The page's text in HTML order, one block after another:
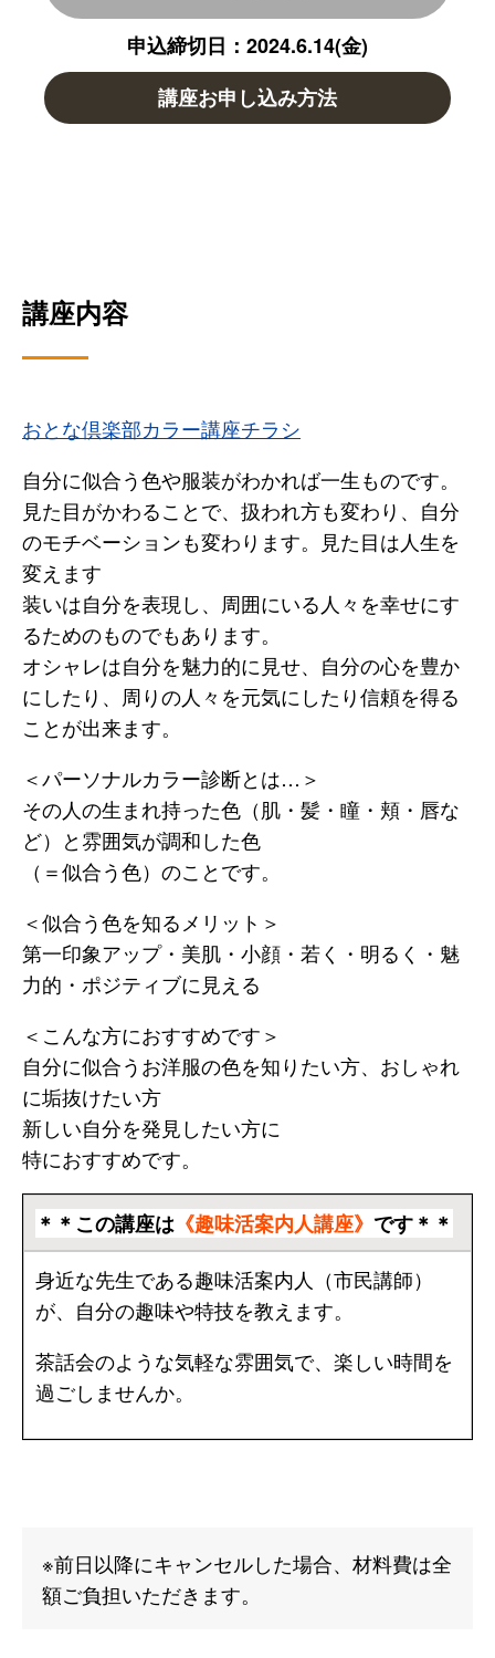
講座内容
おとな倶楽部カラー講座チラシ
自分に似合う色や服装がわかれば一生ものです。
見た目がかわることで、扱われ方も変わり、自分
のモチベーションも変わります。見た目は人生を
変えます
装いは自分を表現し、周囲にいる人々を幸せにす
るためのものでもあります。
オシャレは自分を魅力的に見せ、自分の心を豊か
にしたり、周りの人々を元気にしたり信頼を得る
ことが出来ます。
＜パーソナルカラー診断とは…＞
その人の生まれ持った色（肌・髪・瞳・頬・唇な
ど）と雰囲気が調和した色
（＝似合う色）のことです。
＜似合う色を知るメリット＞
第一印象アップ・美肌・小顔・若く・明るく・魅
力的・ポジティブに見える
＜こんな方におすすめです＞
自分に似合うお洋服の色を知りたい方、おしゃれ
に垢抜けたい方
新しい自分を発見したい方に
特におすすめです。
＊＊この講座は 《趣味活案内人講座》 です＊＊
身近な先生である趣味活案内人（市民講師）
が、自分の趣味や特技を教えます。
茶話会のような気軽な雰囲気で、楽しい時間を
過ごしませんか。
※前日以降にキャンセルした場合、材料費は全
額ご負担いただきます。
申込締切日：2024.6.14(金)
講座お申し込み方法